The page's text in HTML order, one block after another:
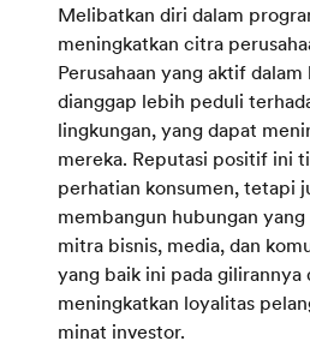
Melibatkan diri dalam
meningkatkan citra
Perusahaan yang aktif dalam
dianggap lebih peduli
lingkungan, yang dapat
mereka. Reputasi positif ini
perhatian konsumen, tetapi
membangun hubungan
mitra bisnis, media, dan
yang baik ini pada gilirannya
meningkatkan loyalitas
minat investor.